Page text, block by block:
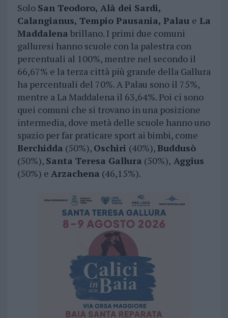
Solo San Teodoro, Alà dei Sardi,
Calangianus, Tempio Pausania, Palau e La
Maddalena brillano. I primi due comuni
galluresi hanno scuole con la palestra con
percentuali al 100%, mentre nel secondo il
66,67% e la terza città più grande della Gallura
ha percentuali del 70%. A Palau sono il 75%,
mentre a La Maddalena il 63,64%. Poi ci sono
quei comuni che si trovano in una posizione
intermedia, dove metà delle scuole hanno uno
spazio per far praticare sport ai bimbi, come
Berchidda (50%), Oschiri (40%),Buddusò
(50%), Santa Teresa Gallura (50%), Aggius
(50%) e Arzachena (46,15%).